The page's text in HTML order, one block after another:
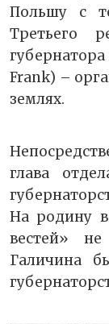
Польшу с
Третьего
Frank) –
землях.
глава
На родину
вестей»
Галичина